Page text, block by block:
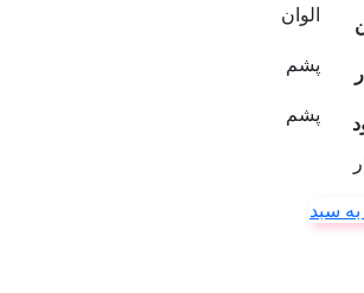
الوان
پشم
پشم
سبد